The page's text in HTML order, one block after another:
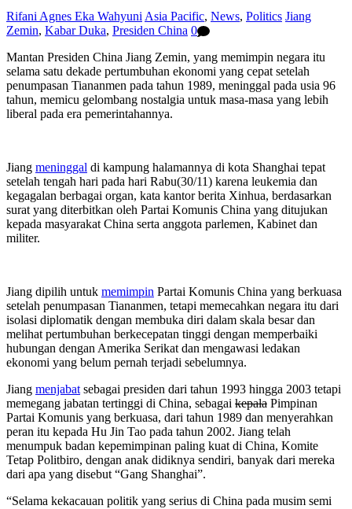
Rifani Agnes Eka Wahyuni Asia Pacific, News, Politics Jiang
Zemin, Kabar Duka, Presiden China 0
Mantan Presiden China Jiang Zemin, yang memimpin negara itu
selama satu dekade pertumbuhan ekonomi yang cepat setelah
penumpasan Tiananmen pada tahun 1989, meninggal pada usia 96
tahun, memicu gelombang nostalgia untuk masa-masa yang lebih
liberal pada era pemerintahannya.
Jiang meninggal di kampung halamannya di kota Shanghai tepat
setelah tengah hari pada hari Rabu(30/11) karena leukemia dan
kegagalan berbagai organ, kata kantor berita Xinhua, berdasarkan
surat yang diterbitkan oleh Partai Komunis China yang ditujukan
kepada masyarakat China serta anggota parlemen, Kabinet dan
militer.
Jiang dipilih untuk memimpin Partai Komunis China yang berkuasa
setelah penumpasan Tiananmen, tetapi memecahkan negara itu dari
isolasi diplomatik dengan membuka diri dalam skala besar dan
melihat pertumbuhan berkecepatan tinggi dengan memperbaiki
hubungan dengan Amerika Serikat dan mengawasi ledakan
ekonomi yang belum pernah terjadi sebelumnya.
Jiang menjabat sebagai presiden dari tahun 1993 hingga 2003 tetapi
memegang jabatan tertinggi di China, sebagai kepala Pimpinan
Partai Komunis yang berkuasa, dari tahun 1989 dan menyerahkan
peran itu kepada Hu Jin Tao pada tahun 2002. Jiang telah
menumpuk badan kepemimpinan paling kuat di China, Komite
Tetap Politbiro, dengan anak didiknya sendiri, banyak dari mereka
dari apa yang disebut “Gang Shanghai”.
“Selama kekacauan politik yang serius di China pada musim semi